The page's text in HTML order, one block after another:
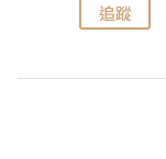
追蹤